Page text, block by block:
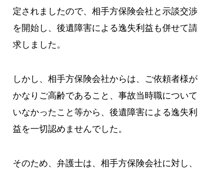
定されましたので、相手方保険会社と示談交渉
を開始し、後遺障害による逸失利益も併せて請
求しました。
しかし、相手方保険会社からは、ご依頼者様が
かなりご高齢であること、事故当時職について
いなかったこと等から、後遺障害による逸失利
益を一切認めませんでした。
そのため、弁護士は、相手方保険会社に対し、